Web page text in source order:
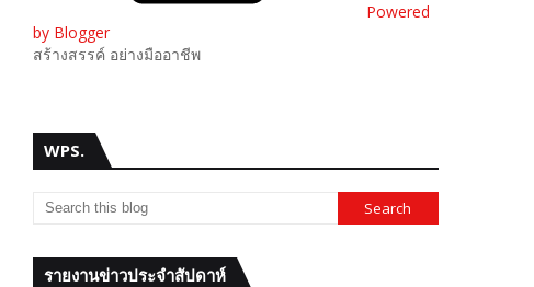
Powered
by Blogger
สร้างสรรค์ อย่างมืออาชีพ
WPS.
รายงานข่าวประจำสัปดาห์